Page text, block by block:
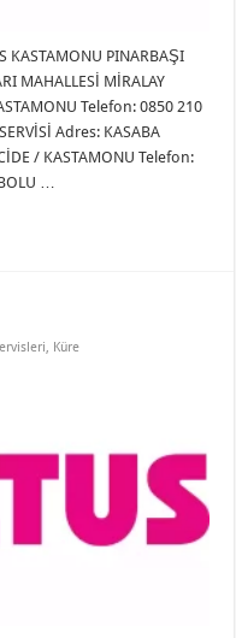
KASTAMONU PINARBAŞI
MAHALLESİ MİRALAY
Telefon: 0850 210
Adres: KASABA
/ KASTAMONU Telefon:
…
, Küre